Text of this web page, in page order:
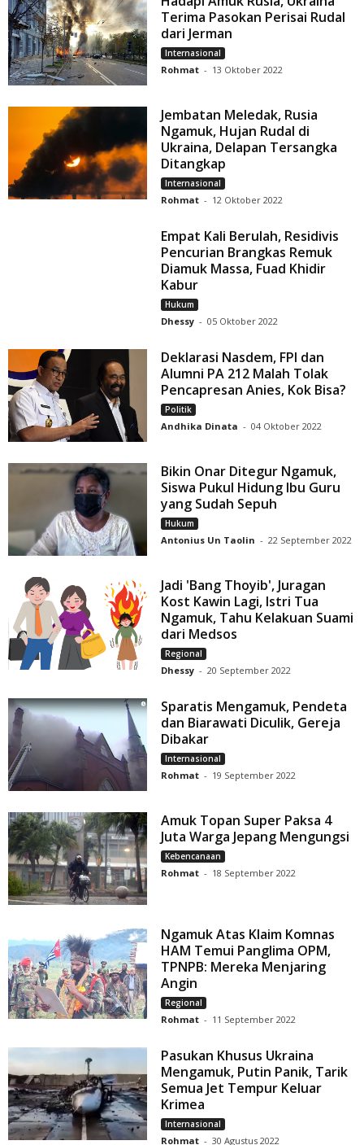
Terima Pasokan Perisai Rudal
dari Jerman
Internasional
Rohmat - 13 Oktober 2022
Jembatan Meledak, Rusia
Ngamuk, Hujan Rudal di
Ukraina, Delapan Tersangka
Ditangkap
Internasional
Rohmat - 12 Oktober 2022
Empat Kali Berulah, Residivis
Pencurian Brangkas Remuk
Diamuk Massa, Fuad Khidir
Kabur
Hukum
Dhessy - 05 Oktober 2022
Deklarasi Nasdem, FPI dan
Alumni PA 212 Malah Tolak
Pencapresan Anies, Kok Bisa?
Politik
Andhika Dinata - 04 Oktober 2022
Bikin Onar Ditegur Ngamuk,
Siswa Pukul Hidung Ibu Guru
yang Sudah Sepuh
Hukum
Antonius Un Taolin - 22 September 2022
Jadi 'Bang Thoyib', Juragan
Kost Kawin Lagi, Istri Tua
Ngamuk, Tahu Kelakuan Suami
dari Medsos
Regional
Dhessy - 20 September 2022
Sparatis Mengamuk, Pendeta
dan Biarawati Diculik, Gereja
Dibakar
Internasional
Rohmat - 19 September 2022
Amuk Topan Super Paksa 4
Juta Warga Jepang Mengungsi
Kebencanaan
Rohmat - 18 September 2022
Ngamuk Atas Klaim Komnas
HAM Temui Panglima OPM,
TPNPB: Mereka Menjaring
Angin
Regional
Rohmat - 11 September 2022
Pasukan Khusus Ukraina
Mengamuk, Putin Panik, Tarik
Semua Jet Tempur Keluar
Krimea
Internasional
Rohmat - 30 Agustus 2022